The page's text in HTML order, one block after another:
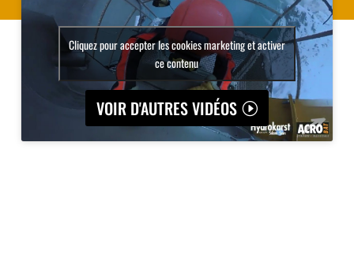
Cliquez pour accepter les cookies marketing et activer
ce contenu
VOIR D'AUTRES VIDÉOS